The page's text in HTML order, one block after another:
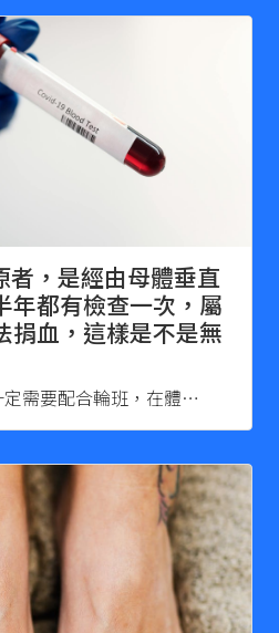
者，是經由母體垂直
年都有檢查一次，屬
捐血，這樣是不是無
需要配合輪班，在體…